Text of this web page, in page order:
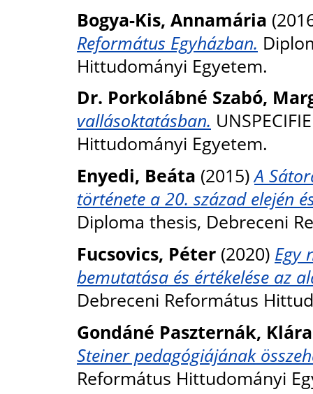
Bogya-Kis, Annamária
Református Egyházban.
Hittudományi Egyetem.
Dr. Porkolábné Szabó,
vallásoktatásban.
Hittudományi Egyetem.
Enyedi, Beáta (2015)A
története a 20. század elején
Diploma thesis, Debreceni
Fucsovics, Péter (2020) Egy
bemutatása és értékelése az
Debreceni Református
Gondáné Paszternák, Klára
Steiner pedagógiájának
Református Hittudományi